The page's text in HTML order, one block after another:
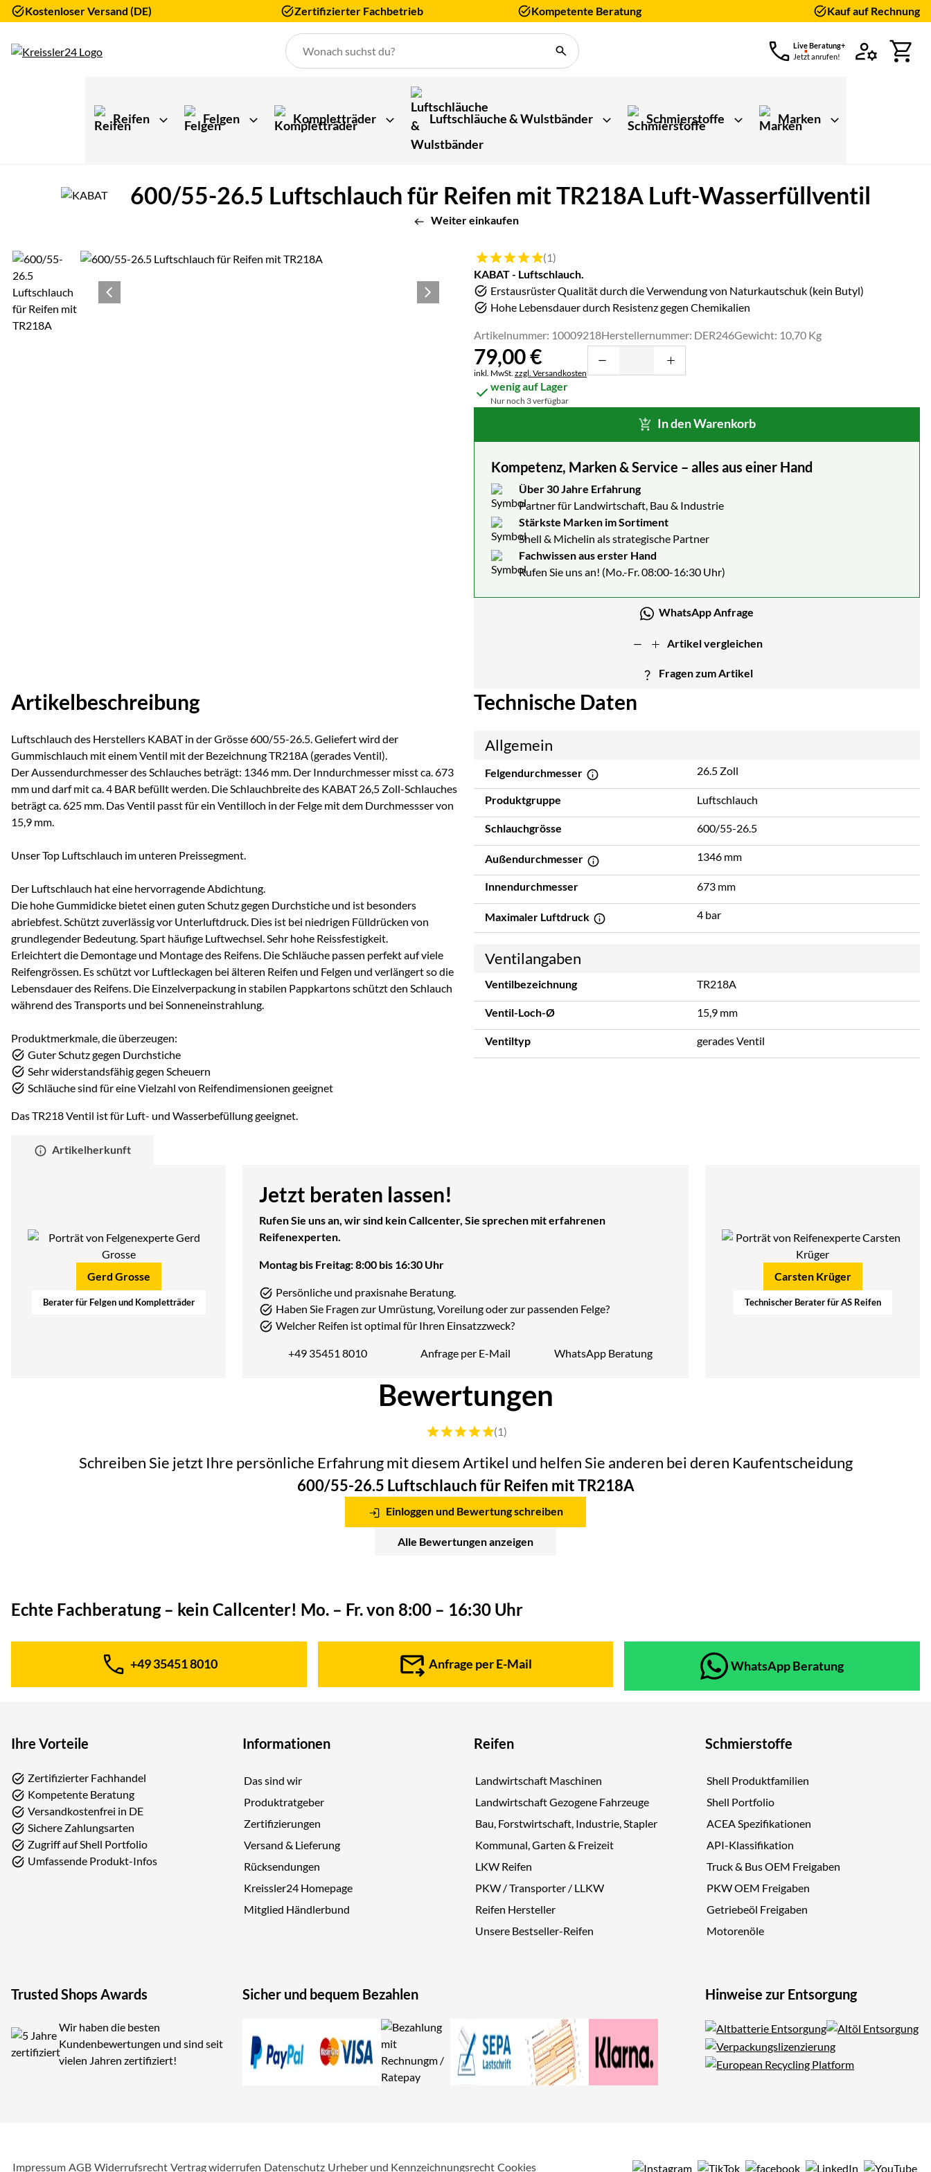
Kostenloser Versand (DE) Zertifizierter Fachbetrieb Kompetente Beratung Kauf auf Rechnung
Live Beratung+
Jetzt anrufen!
Reifen Felgen Kompletträder Luftschläuche & Wulstbänder Schmierstoffe Marken
600/55-26.5 Luftschlauch für Reifen mit TR218A Luft-Wasserfüllventil
Weiter einkaufen
Produktgalerie
Zur Kaufbox springen
Bewertung: 5 von 5 (1 Bewertungen)
(1)
KABAT - Luftschlauch.
Erstausrüster Qualität durch die Verwendung von Naturkautschuk (kein Butyl)
Hohe Lebensdauer durch Resistenz gegen Chemikalien
Artikelnummer: 10009218Herstellernummer: DER246Gewicht: 10,70 Kg
79,00€
Steuerhinweis:
inkl. MwSt. zzgl. Versandkosten
wenig auf Lager
Nur noch 3 verfügbar
In den Warenkorb
Kompetenz, Marken & Service – alles aus einer Hand
Über 30 Jahre Erfahrung
Partner für Landwirtschaft, Bau & Industrie
Stärkste Marken im Sortiment
Shell & Michelin als strategische Partner
Fachwissen aus erster Hand
Rufen Sie uns an! (Mo.-Fr. 08:00-16:30 Uhr)
WhatsApp Anfrage
Artikel vergleichen
Fragen zum Artikel
Artikelbeschreibung
Luftschlauch des Herstellers KABAT in der Grösse 600/55-26.5. Geliefert wird der
Gummischlauch mit einem Ventil mit der Bezeichnung TR218A (gerades Ventil).
Der Aussendurchmesser des Schlauches beträgt: 1346 mm. Der Inndurchmesser misst ca. 673
mm und darf mit ca. 4 BAR befüllt werden. Die Schlauchbreite des KABAT 26,5 Zoll-Schlauches
beträgt ca. 625 mm. Das Ventil passt für ein Ventilloch in der Felge mit dem Durchmessser von
15,9 mm.
Unser Top Luftschlauch im unteren Preissegment.
Der Luftschlauch hat eine hervorragende Abdichtung.
Die hohe Gummidicke bietet einen guten Schutz gegen Durchstiche und ist besonders
abriebfest. Schützt zuverlässig vor Unterluftdruck. Dies ist bei niedrigen Fülldrücken von
grundlegender Bedeutung. Spart häufige Luftwechsel. Sehr hohe Reissfestigkeit.
Erleichtert die Demontage und Montage des Reifens. Die Schläuche passen perfekt auf viele
Reifengrössen. Es schützt vor Luftleckagen bei älteren Reifen und Felgen und verlängert so die
Lebensdauer des Reifens. Die Einzelverpackung in stabilen Pappkartons schützt den Schlauch
während des Transports und bei Sonneneinstrahlung.
Produktmerkmale, die überzeugen:
Guter Schutz gegen Durchstiche
Sehr widerstandsfähig gegen Scheuern
Schläuche sind für eine Vielzahl von Reifendimensionen geeignet
Das TR218 Ventil ist für Luft- und Wasserbefüllung geeignet.
Artikelherkunft
Technische Daten
Allgemein
Felgendurchmesser 26.5 Zoll
Produktgruppe Luftschlauch
Schlauchgrösse 600/55-26.5
Außendurchmesser 1346 mm
Innendurchmesser 673 mm
Maximaler Luftdruck 4 bar
Ventilangaben
Ventilbezeichnung TR218A
Ventil-Loch-Ø 15,9 mm
Ventiltyp gerades Ventil
Gerd Grosse
Berater für Felgen und Kompletträder
Jetzt beraten lassen!
Rufen Sie uns an, wir sind kein Callcenter, Sie sprechen mit erfahrenen
Reifenexperten.
Montag bis Freitag: 8:00 bis 16:30 Uhr
Persönliche und praxisnahe Beratung.
Haben Sie Fragen zur Umrüstung, Voreilung oder zur passenden Felge?
Welcher Reifen ist optimal für Ihren Einsatzzweck?
Telefon:
+49 35451 8010 Anfrage per E-Mail WhatsApp Beratung
Carsten Krüger
Technischer Berater für AS Reifen
Bewertungen
Bewertung: 5 von 5 (1 Bewertungen)
(1)
Schreiben Sie jetzt Ihre persönliche Erfahrung mit diesem Artikel und helfen Sie anderen bei deren Kaufentscheidung
600/55-26.5 Luftschlauch für Reifen mit TR218A
Einloggen und Bewertung schreiben
Alle Bewertungen anzeigen
Echte Fachberatung – kein Callcenter! Mo. – Fr. von 8:00 – 16:30 Uhr
Telefon:
+49 35451 8010 Anfrage per E-Mail WhatsApp Beratung
Ihre Vorteile
Zertifizierter Fachhandel
Kompetente Beratung
Versandkostenfrei in DE
Sichere Zahlungsarten
Zugriff auf Shell Portfolio
Umfassende Produkt-Infos
Informationen
Das sind wir
Produktratgeber
Zertifizierungen
Versand & Lieferung
Rücksendungen
Kreissler24 Homepage
Mitglied Händlerbund
Reifen
Landwirtschaft Maschinen
Landwirtschaft Gezogene Fahrzeuge
Bau, Forstwirtschaft, Industrie, Stapler
Kommunal, Garten & Freizeit
LKW Reifen
PKW / Transporter / LLKW
Reifen Hersteller
Unsere Bestseller-Reifen
Schmierstoffe
Shell Produktfamilien
Shell Portfolio
ACEA Spezifikationen
API-Klassifikation
Truck & Bus OEM Freigaben
PKW OEM Freigaben
Getriebeöl Freigaben
Motorenöle
Trusted Shops Awards
Wir haben die besten
Kundenbewertungen und sind seit
vielen Jahren zertifiziert!
Sicher und bequem Bezahlen Hinweise zur Entsorgung
Impressum AGB Widerrufsrecht Vertrag widerrufen Datenschutz Urheber und Kennzeichnungsrecht Cookies